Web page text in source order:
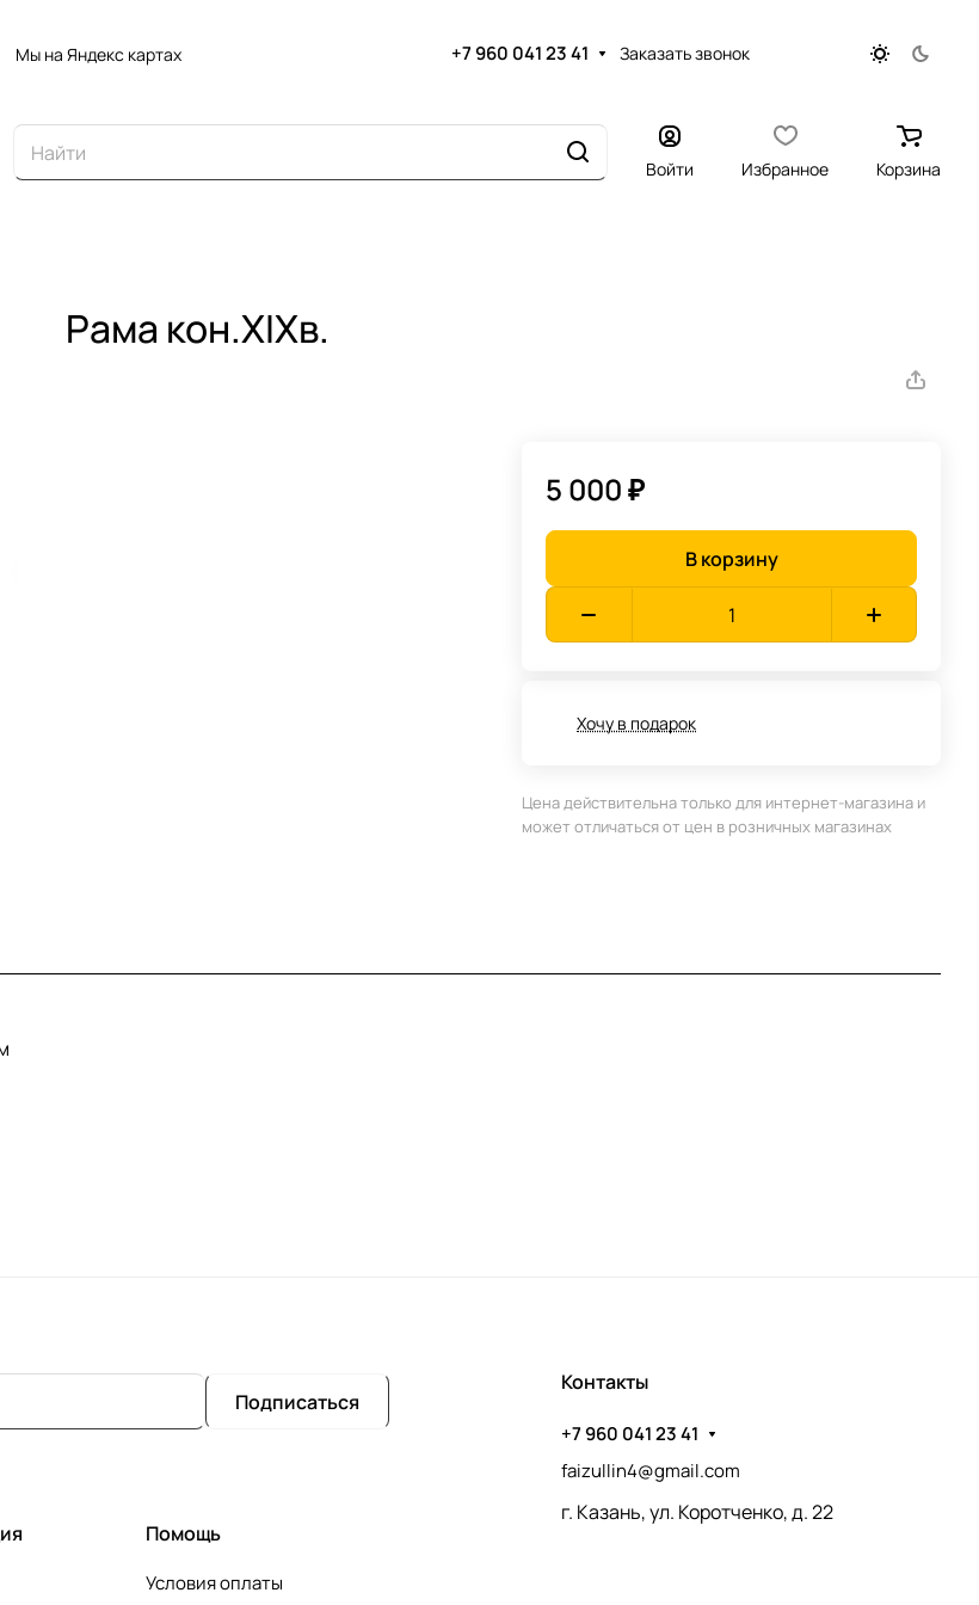
Мы на Яндекс картах +7 960 041 23 41 Заказать звонок
Войти Избранное Корзина
Рама кон.XIXв.
5 000 ₽
В корзину
Хочу в подарок
Цена действительна только для интернет-магазина и
может отличаться от цен в розничных магазинах
Подписаться
Помощь
Условия оплаты
Контакты
+7 960 041 23 41
faizullin4@gmail.com
г. Казань, ул. Коротченко, д. 22